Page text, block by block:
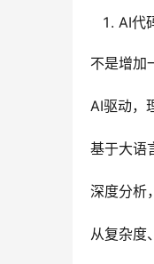
AI代
不是增加
AI驱动，
基于大语
深度分析
从复杂度